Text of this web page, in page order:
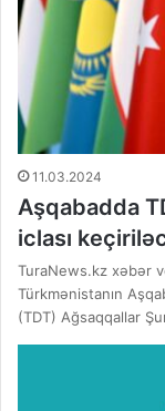
11.03.2024
Aşqabadda
iclası
TuraNews.kz xəbər
Türkmənistanın
(TDT) Ağsaqqallar